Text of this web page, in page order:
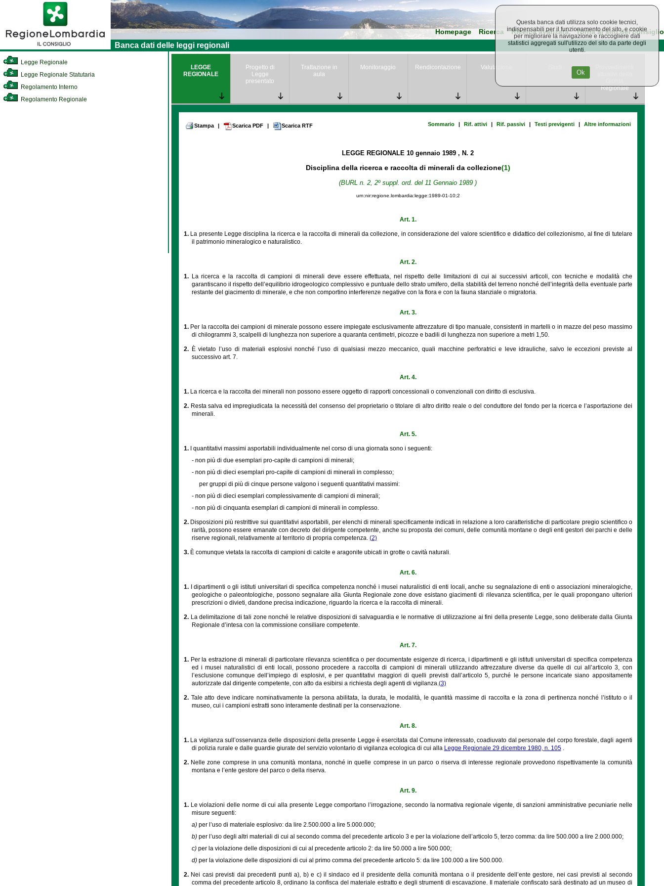
Homepage Ricerca Ricerca avanzata Torna al sito del consiglio
Banca dati delle leggi regionali
Legge Regionale
Legge Regionale Statutaria
Regolamento Interno
Regolamento Regionale
LEGGE
REGIONALE
Progetto di
Legge
presentato
Trattazione in
aula
Monitoraggio Rendicontazione Valutazione
Regionale
Stampa | Scarica PDF | Scarica RTF Sommario | Rif. attivi | Rif. passivi | Testi previgenti | Altre informazioni
LEGGE REGIONALE10 gennaio 1989, N. 2
Disciplina della ricerca e raccolta di minerali da collezione(1)
(BURL n. 2, 2º suppl. ord. del 11 Gennaio 1989 )
urn:nir:regione.lombardia:legge:1989-01-10;2
Art. 1.
1. La presente Legge disciplina la ricerca e la raccolta di minerali da collezione, in considerazione del valore scientifico e didattico del collezionismo, al fine di tutelare
il patrimonio mineralogico e naturalistico.
Art. 2.
1. La ricerca e la raccolta di campioni di minerali deve essere effettuata, nel rispetto delle limitazioni di cui ai successivi articoli, con tecniche e modalità che
garantiscano il rispetto dell’equilibrio idrogeologico complessivo e puntuale dello strato umifero, della stabilità del terreno nonché dell’integrità della eventuale parte
restante del giacimento di minerale, e che non comportino interferenze negative con la flora e con la fauna stanziale o migratoria.
Art. 3.
1. Per la raccolta dei campioni di minerale possono essere impiegate esclusivamente attrezzature di tipo manuale, consistenti in martelli o in mazze del peso massimo
di chilogrammi 3, scalpelli di lunghezza non superiore a quaranta centimetri, picozze e badili di lunghezza non superiore a metri 1,50.
2. È vietato l’uso di materiali esplosivi nonché l’uso di qualsiasi mezzo meccanico, quali macchine perforatrici e leve idrauliche, salvo le eccezioni previste al
successivo art. 7.
Art. 4.
1. La ricerca e la raccolta dei minerali non possono essere oggetto di rapporti concessionali o convenzionali con diritto di esclusiva.
2. Resta salva ed impregiudicata la necessità del consenso del proprietario o titolare di altro diritto reale o del conduttore del fondo per la ricerca e l’asportazione dei
minerali.
Art. 5.
1.
I quantitativi massimi asportabili individualmente nel corso di una giornata sono i seguenti:
- non più di due esemplari pro-capite di campioni di minerali;
- non più di dieci esemplari pro-capite di campioni di minerali in complesso;
per gruppi di più di cinque persone valgono i seguenti quantitativi massimi:
- non più di dieci esemplari complessivamente di campioni di minerali;
- non più di cinquanta esemplari di campioni di minerali in complesso.
2. Disposizioni più restrittive sui quantitativi asportabili, per elenchi di minerali specificamente indicati in relazione a loro caratteristiche di particolare pregio scientifico o
rarità, possono essere emanate con decreto del dirigente competente, anche su proposta dei comuni, delle comunità montane o degli enti gestori dei parchi e delle
riserve regionali, relativamente al territorio di propria competenza. (2)
3. È comunque vietata la raccolta di campioni di calcite e aragonite ubicati in grotte o cavità naturali.
Art. 6.
1.
I dipartimenti o gli istituti universitari di specifica competenza nonché i musei naturalistici di enti locali, anche su segnalazione di enti o associazioni mineralogiche,
geologiche o paleontologiche, possono segnalare alla Giunta Regionale zone dove esistano giacimenti di rilevanza scientifica, per le quali propongano ulteriori
prescrizioni o divieti, dandone precisa indicazione, riguardo la ricerca e la raccolta di minerali.
2. La delimitazione di tali zone nonché le relative disposizioni di salvaguardia e le normative di utilizzazione ai fini della presente Legge, sono deliberate dalla Giunta
Regionale d’intesa con la commissione consiliare competente.
Art. 7.
1. Per la estrazione di minerali di particolare rilevanza scientifica o per documentate esigenze di ricerca, i dipartimenti e gli istituti universitari di specifica competenza
ed i musei naturalistici di enti locali, possono procedere a raccolta di campioni di minerali utilizzando attrezzature diverse da quelle di cui all’articolo 3, con
l’esclusione comunque dell’impiego di esplosivi, e per quantitativi maggiori di quelli previsti dall’articolo 5, purché le persone incaricate siano appositamente
autorizzate dal dirigente competente, con atto da esibirsi a richiesta degli agenti di vigilanza.(3)
2. Tale atto deve indicare nominativamente la persona abilitata, la durata, le modalità, le quantità massime di raccolta e la zona di pertinenza nonché l’istituto o il
museo, cui i campioni estratti sono interamente destinati per la conservazione.
Art. 8.
1. La vigilanza sull’osservanza delle disposizioni della presente Legge è esercitata dal Comune interessato, coadiuvato dal personale del corpo forestale, dagli agenti
di polizia rurale e dalle guardie giurate del servizio volontario di vigilanza ecologica di cui alla Legge Regionale 29 dicembre 1980, n. 105.
2. Nelle zone comprese in una comunità montana, nonché in quelle comprese in un parco o riserva di interesse regionale provvedono rispettivamente la comunità
montana e l’ente gestore del parco o della riserva.
Art. 9.
1. Le violazioni delle norme di cui alla presente Legge comportano l’irrogazione, secondo la normativa regionale vigente, di sanzioni amministrative pecuniarie nelle
misure seguenti:
a) per l’uso di materiale esplosivo: da lire 2.500.000 a lire 5.000.000;
b) per l’uso degli altri materiali di cui al secondo comma del precedente articolo 3 e per la violazione dell’articolo 5, terzo comma: da lire 500.000 a lire 2.000.000;
c) per la violazione delle disposizioni di cui al precedente articolo 2: da lire 50.000 a lire 500.000;
d) per la violazione delle disposizioni di cui al primo comma del precedente articolo 5: da lire 100.000 a lire 500.000.
2. Nei casi previsti dai precedenti punti a), b) e c) il sindaco ed il presidente della comunità montana o il presidente dell’ente gestore, nei casi previsti al secondo
comma del precedente articolo 8, ordinano la confisca del materiale estratto e degli strumenti di escavazione. Il materiale confiscato sarà destinato ad un museo di
Questa banca dati utilizza solo cookie tecnici,
indispensabili per il funzionamento del sito, e cookie
per migliorare la navigazione e raccogliere dati
statistici aggregati sull'utilizzo del sito da parte degli
utenti.
Ok